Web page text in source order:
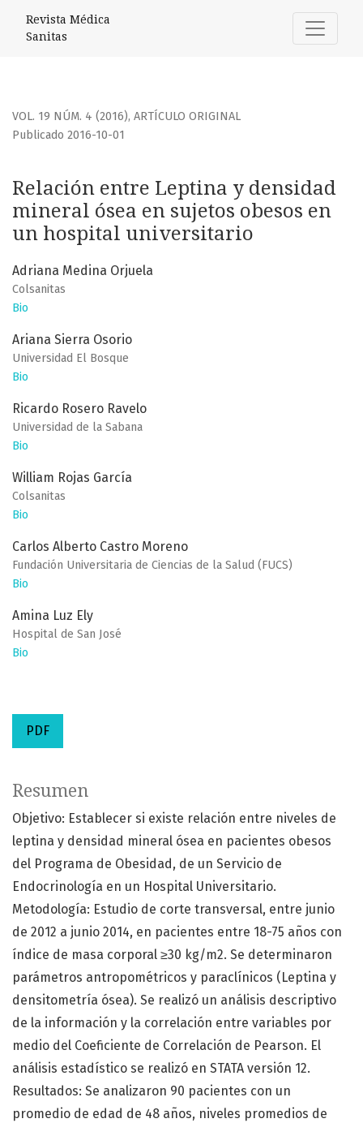
Relación entre Leptina y densidad mineral ósea en
Revista Médica
Sanitas
VOL. 19 NÚM. 4 (2016), ARTÍCULO ORIGINAL
Relación entre Leptina y densidad
mineral ósea en sujetos obesos en
un hospital universitario
Publicado 2016-10-01
Adriana Medina Orjuela
Colsanitas
Bio
Ariana Sierra Osorio
Universidad El Bosque
Bio
Ricardo Rosero Ravelo
Universidad de la Sabana
Bio
William Rojas García
Colsanitas
Bio
Carlos Alberto Castro Moreno
Fundación Universitaria de Ciencias de la Salud (FUCS)
Bio
Amina Luz Ely
Hospital de San José
Bio
PDF
Resumen
Objetivo: Establecer si existe relación entre niveles de
leptina y densidad mineral ósea en pacientes obesos
del Programa de Obesidad, de un Servicio de
Endocrinología en un Hospital Universitario.
Metodología: Estudio de corte transversal, entre junio
de 2012 a junio 2014, en pacientes entre 18-75 años con
índice de masa corporal ≥30 kg/m2. Se determinaron
parámetros antropométricos y paraclínicos (Leptina y
densitometría ósea). Se realizó un análisis descriptivo
de la información y la correlación entre variables por
medio del Coeficiente de Correlación de Pearson. El
análisis estadístico se realizó en STATA versión 12.
Resultados: Se analizaron 90 pacientes con un
promedio de edad de 48 años, niveles promedios de